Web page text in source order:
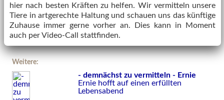
hier nach besten Kräften zu helfen. Wir vermitteln unsere
Tiere in artgerechte Haltung und schauen uns das künftige
Zuhause immer gerne vorher an. Dies kann in Moment
auch per Video-Call stattfinden.
Weitere:
- demnächst zu vermitteln - Ernie
Ernie hofft auf einen erfüllten
Lebensabend